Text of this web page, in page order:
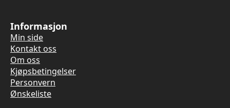
Informasjon
Min side
Kontakt oss
Om oss
Kjøpsbetingelser
Personvern
Ønskeliste